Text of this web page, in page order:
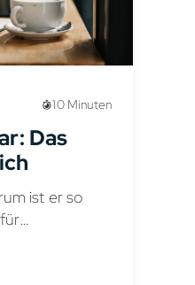
10 Minuten
Das
ist er so